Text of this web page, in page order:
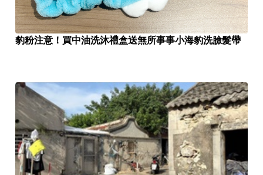
豹粉注意！買中油洗沐禮盒送無所事事小海豹洗臉髮帶